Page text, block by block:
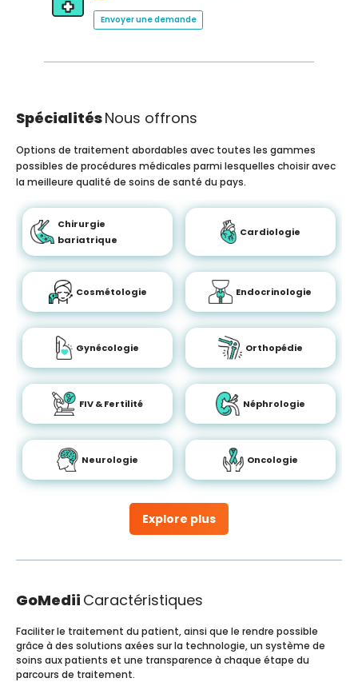
Envoyer une demande
SpécialitésNous offrons
Explore plus
Options de traitement abordables avec toutes les gammes
possibles de procédures médicales parmi lesquelles choisir avec
la meilleure qualité de soins de santé du pays.
Chirurgie
bariatrique
Cardiologie
Cosmétologie Endocrinologie
Gynécologie Orthopédie
FIV & Fertilité Néphrologie
Neurologie Oncologie
GoMedii Caractéristiques
Faciliter le traitement du patient, ainsi que le rendre possible
grâce à des solutions axées sur la technologie, un système de
soins aux patients et une transparence à chaque étape du
parcours de traitement.